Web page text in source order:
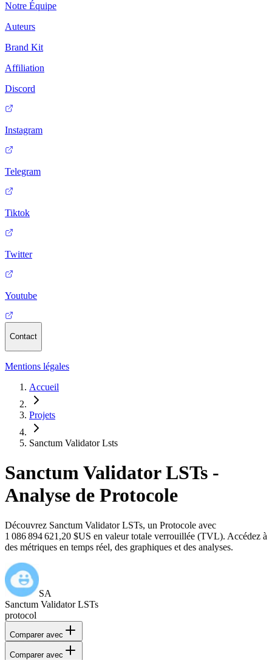
Notre Équipe
Auteurs
Brand Kit
Affiliation
Discord
Instagram
Telegram
Tiktok
Twitter
Youtube
Contact
Mentions légales
Accueil
Projets
Sanctum Validator Lsts
Sanctum Validator LSTs -
Analyse de Protocole
Découvrez Sanctum Validator LSTs, un Protocole avec
1 086 894 621,20 $US en valeur totale verrouillée (TVL). Accédez à
des métriques en temps réel, des graphiques et des analyses.
SA
Sanctum Validator LSTs
protocol
Comparer avec
Comparer avec